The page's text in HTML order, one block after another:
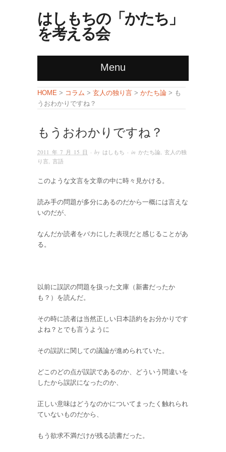
はしもちの「かたち」
を考える会
Menu
HOME > コラム > 玄人の独り言 > かたち論 > も
うおわかりですね？
もうおわかりですね？
2011 年 7 月 15 日 · by はしもち · in かたち論, 玄人の独
り言, 言語
このような文言を文章の中に時々見かける。
読み手の問題が多分にあるのだから一概には言えな
いのだが、
なんだか読者をバカにした表現だと感じることがあ
る。
以前に誤訳の問題を扱った文庫（新書だったか
も？）を読んだ。
その時に読者は当然正しい日本語約をお分かりです
よね？とでも言うように
その誤訳に関しての議論が進められていた。
どこのどの点が誤訳であるのか、どういう間違いを
したから誤訳になったのか、
正しい意味はどうなのかについてまったく触れられ
ていないものだから、
もう欲求不満だけが残る読書だった。